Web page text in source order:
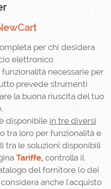
per chi desidera
elettronico
necessarie per
prevede strumenti
la buona riuscita del tuo
disponibile in tre diversi
tra loro per funzionalità e
tra le soluzioni disponibili
Tariffe, controlla il
del fornitore (o dei
anche l'acquisto